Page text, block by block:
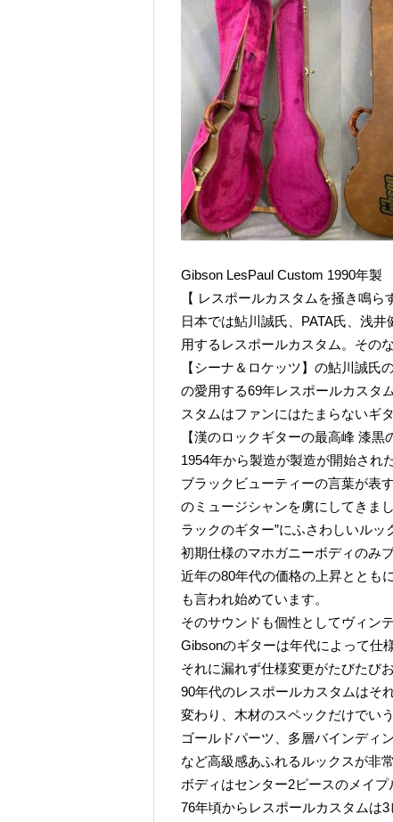
Gibson LesPaul Custom 1990年製
【 レスポールカスタムを掻き鳴ら
日本では鮎川誠氏、PATA氏、浅
用するレスポールカスタム。その
【シーナ＆ロケッツ】の鮎川誠氏
の愛用する69年レスポールカスタ
スタムはファンにはたまらないギタ
【漢のロックギターの最高峰 漆黒
1954年から製造が製造が開始され
ブラックビューティーの言葉が表
のミュージシャンを虜にしてきま
ラックのギター”にふさわしいルッ
初期仕様のマホガニーボディのみ
近年の80年代の価格の上昇ととも
も言われ始めています。
そのサウンドも個性としてヴィン
Gibsonのギターは年代によって仕
それに漏れず仕様変更がたびたび
90年代のレスポールカスタムはそ
変わり、木材のスペックだけでい
ゴールドパーツ、多層バインディ
など高級感あふれるルックスが非
ボディはセンター2ピースのメイ
76年頃からレスポールカスタムは